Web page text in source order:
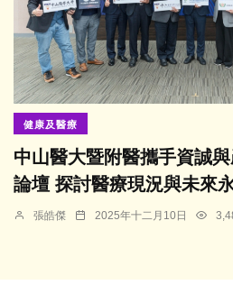
健康及醫療
中山醫大暨附醫攜手資誠
論壇 探討醫療現況與未來
張皓傑 2025年十二月10日